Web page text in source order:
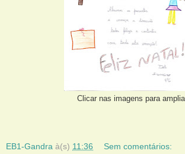
Clicar nas imagens para
EB1-Gandra à(s) 11:36 Sem comentários: